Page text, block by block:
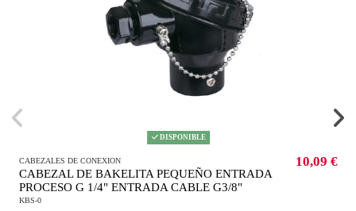
DISPONIBLE
CABEZALES DE CONEXION
CABEZAL DE BAKELITA PEQUEÑO ENTRADA
PROCESO G 1/4" ENTRADA CABLE G3/8"
KBS-0
10,09 €